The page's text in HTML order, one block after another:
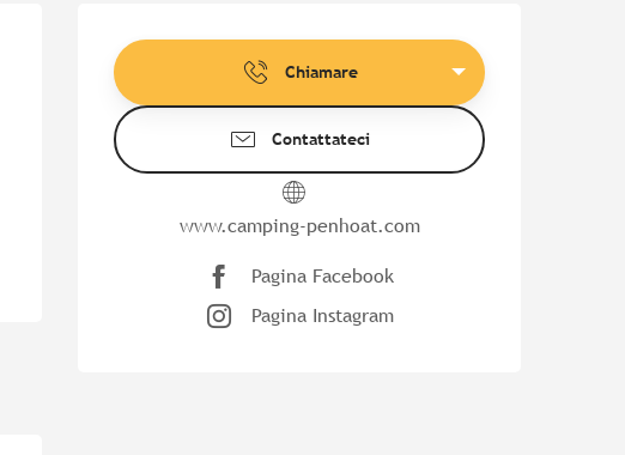
Orari e contatti
Chiamare
Contattateci
www.camping-penhoat.com
Pagina Facebook
Pagina Instagram